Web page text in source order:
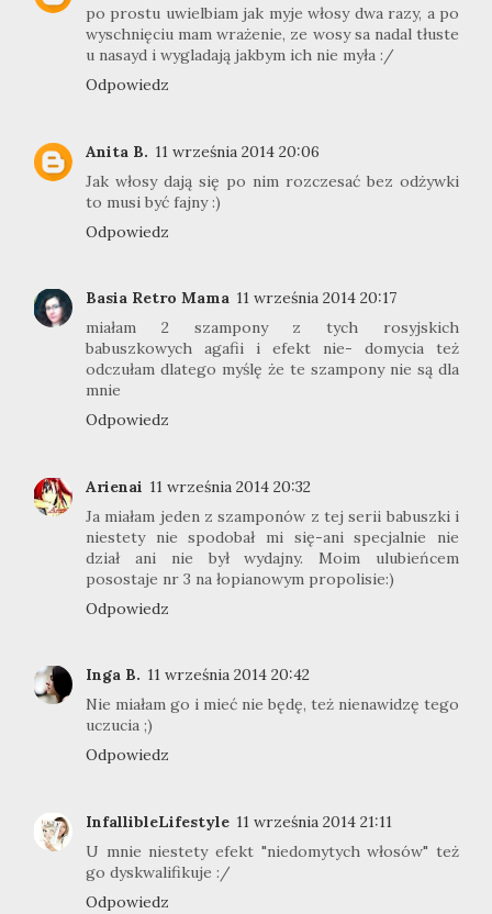
po prostu uwielbiam jak myje włosy dwa razy, a po
wyschnięciu mam wrażenie, ze wosy sa nadal tłuste
u nasayd i wygladają jakbym ich nie myła :/
Odpowiedz
Anita B. 11 września 2014 20:06
Jak włosy dają się po nim rozczesać bez odżywki
to musi być fajny :)
Odpowiedz
Basia Retro Mama 11 września 2014 20:17
miałam 2 szampony z tych rosyjskich
babuszkowych agafii i efekt nie- domycia też
odczułam dlatego myślę że te szampony nie są dla
mnie
Odpowiedz
Arienai 11 września 2014 20:32
Ja miałam jeden z szamponów z tej serii babuszki i
niestety nie spodobał mi się-ani specjalnie nie
dział ani nie był wydajny. Moim ulubieńcem
posostaje nr 3 na łopianowym propolisie:)
Odpowiedz
Inga B. 11 września 2014 20:42
Nie miałam go i mieć nie będę, też nienawidzę tego
uczucia ;)
Odpowiedz
InfallibleLifestyle 11 września 2014 21:11
U mnie niestety efekt "niedomytych włosów" też
go dyskwalifikuje :/
Odpowiedz